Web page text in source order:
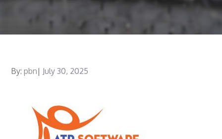
By:pbn
Posted
July 30, 2025